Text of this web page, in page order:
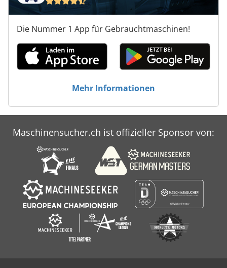
Die Nummer 1 App für Gebrauchtmaschinen!
Mehr Informationen
Maschinensucher.ch ist offizieller Sponsor von: